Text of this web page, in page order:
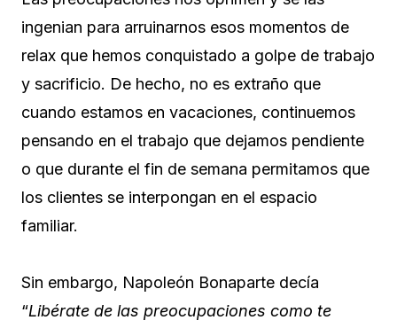
ingenian para arruinarnos esos momentos de
relax que hemos conquistado a golpe de trabajo
y sacrificio. De hecho, no es extraño que
cuando estamos en vacaciones, continuemos
pensando en el trabajo que dejamos pendiente
o que durante el fin de semana permitamos que
los clientes se interpongan en el espacio
familiar.
Sin embargo, Napoleón Bonaparte decía
“Libérate de las preocupaciones como te